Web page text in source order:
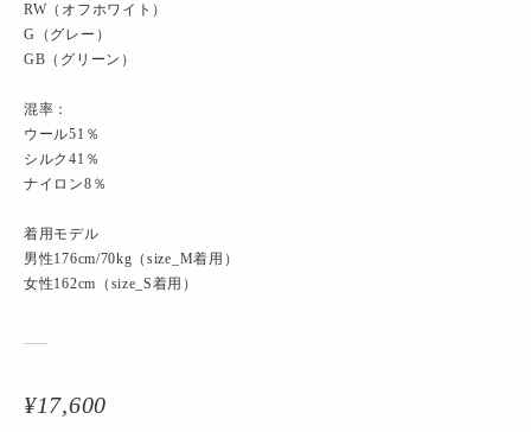
RW（オフホワイト）
G（グレー）
GB（グリーン）
混率：
ウール51％
シルク41％
ナイロン8％
着用モデル
男性176cm/70kg（size_M着用）
女性162cm（size_S着用）
¥17,600